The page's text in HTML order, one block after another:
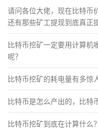
请问各位大佬，现在比特币
还有那些矿工提现到底真正
比特币挖矿一定要用计算机
呢？
比特币挖矿的耗电量有多惊
比特币是怎么产出的，比特
比特币挖矿到底在计算什么？